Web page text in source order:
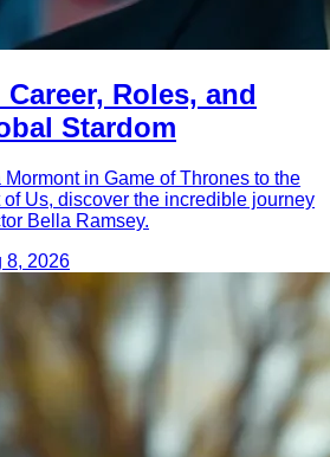
Roles, and
Stardom
in Game of Thrones to the
Us, discover the incredible journey
Bella Ramsey.
8, 2026